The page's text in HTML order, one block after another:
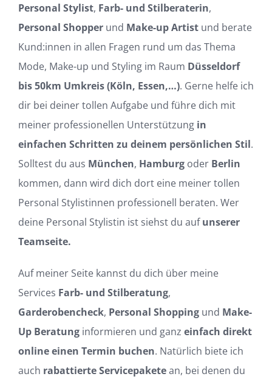
Personal Stylist, Farb- und Stilberaterin,
Personal Shopperund Make-up Artistund berate
Kund:innen in allen Fragen rund um das Thema
Mode, Make-up und Styling im Raum Düsseldorf
bis 50km Umkreis (Köln, Essen,…). Gerne helfe ich
dir bei deiner tollen Aufgabe und führe dich mit
meiner professionellen Unterstützung in
einfachen Schritten zu deinem persönlichen Stil.
Solltest du aus München, Hamburgoder Berlin
kommen, dann wird dich dort eine meiner tollen
Personal Stylistinnen professionell beraten. Wer
deine Personal Stylistin ist siehst du aufunserer
Teamseite.
Auf meiner Seite kannst du dich über meine
Services Farb- und Stilberatung,
Garderobencheck, Personal Shoppingund Make-
Up Beratunginformieren und ganz einfach direkt
online einen Termin buchen. Natürlich biete ich
auch rabattierte Servicepaketean, bei denen du